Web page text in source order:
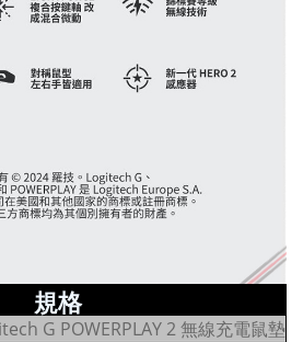
規格
G POWERPLAY 2 無線充電鼠墊